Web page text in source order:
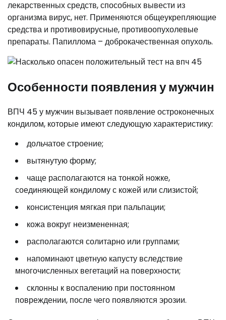
лекарственных средств, способных вывести из
организма вирус, нет. Применяются общеукрепляющие
средства и противовирусные, противоопухолевые
препараты. Папиллома – доброкачественная опухоль.
Особенности появления у мужчин
ВПЧ 45 у мужчин вызывает появление остроконечных
кондилом, которые имеют следующую характеристику:
дольчатое строение;
вытянутую форму;
чаще располагаются на тонкой ножке,
соединяющей кондилому с кожей или слизистой;
консистенция мягкая при пальпации;
кожа вокруг неизмененная;
располагаются солитарно или группами;
напоминают цветную капусту вследствие
многочисленных вегетаций на поверхности;
склонны к воспалению при постоянном
повреждении, после чего появляются эрозии.